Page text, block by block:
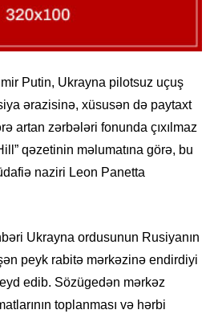
Putin, Ukrayna pilotsuz uçuş
ərazisinə, xüsusən də paytaxt
artan zərbələri fonunda çıxılmaz
qəzetinin məlumatına görə, bu
naziri Leon Panetta
Ukrayna ordusunun Rusiyanın
peyk rabitə mərkəzinə endirdiyi
edib. Sözügedən mərkəz
toplanması və hərbi